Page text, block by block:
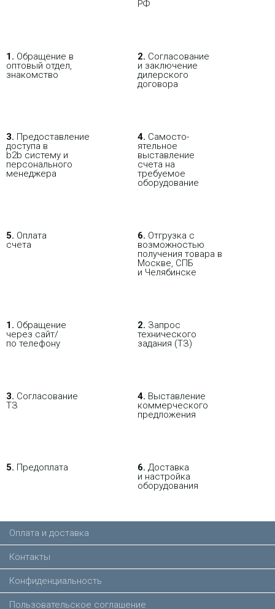
ОПТОВИКАМ ПАРТНЕРАМ
РФ
1. Обращение в
оптовый отдел,
знакомство
2. Согласование
и заключение
дилерского
договора
3. Пре­до­ста­вле­ние
доступа в
b2b систему и
персо­нального
мене­джера
4. Само­сто­-
ятель­ное
выставление
счета на
требуемое
оборудование
5. Оплата
счета
6. Отгрузка с
возможностью
получения товара в
Москве, СПБ
и Челябинске
1. Обращение
через сайт/
по телефону
2. Запрос
технического
задания (ТЗ)
3. Согласование
ТЗ
4. Выставление
коммерческого
предложения
5. Предоплата 6. Доставка
и настройка
оборудования
Оплата и доставка
Контакты
Конфиденциальность
Пользовательское соглашение